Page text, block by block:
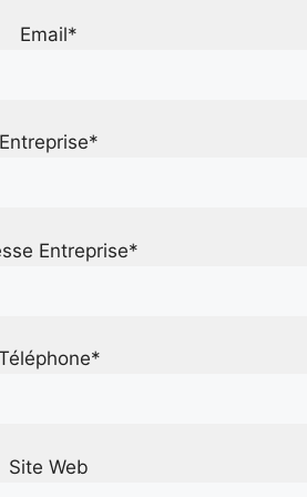
Email*
Entreprise*
Entreprise*
Site Web